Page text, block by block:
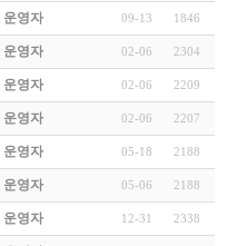
운영자 09-13 1846
운영자 02-06 2304
운영자 02-06 2209
운영자 02-06 2207
운영자 05-18 2188
운영자 05-06 2188
운영자 12-31 2338